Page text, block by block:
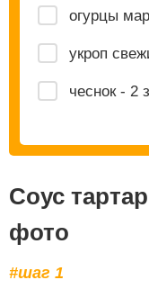
огурцы
укроп
чеснок - 2
Cоус
фото
#шаг 1